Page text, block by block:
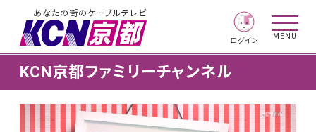
あなたの街のケーブルテレビ
ログイン
MENU
KCN京都ファミリーチャンネル